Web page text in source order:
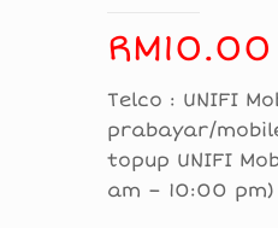
RM10.00
Telco : UNIFI
prabayar/
topup UNIFI
am – 10:00 pm)